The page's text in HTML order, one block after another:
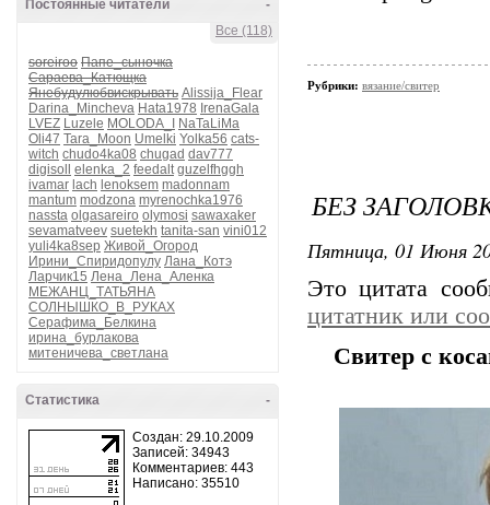
-
Постоянные читатели
Все (118)
soreiroo Папе_сыночка
Сараева_Катющка
Янебудулюбвискрывать Alissija_Flear
Darina_Mincheva Hata1978 IrenaGala
LVEZ Luzele MOLODA_I
NaTaLiMa
Oli47 Tara_Moon Umelki Yolka56 cats-
witch chudo4ka08 chugad dav777
digisoll
elenka_2 feedalt guzelfhggh
ivamar lach lenoksem madonnam
mantum modzona myrenochka1976
nassta olgasareiro olymosi sawaxaker
sevamatveev suetekh tanita-san vini012
yuli4ka8sep Живой_Огород
Ирини_Спиридопулу Лана_Котэ
Ларчик15 Лена_Лена_Аленка
МЕЖАНЦ_ТАТЬЯНА
СОЛНЫШКО_В_РУКАХ
Серафима_Белкина
ирина_бурлакова
митеничева_светлана
-
Статистика
Создан: 29.10.2009
Записей: 34943
Комментариев: 443
Написано: 35510
Рубрики: вязание/свитер
БЕЗ
Пятница, 01 Июня
Это цитата
цитатник или
Свитер с